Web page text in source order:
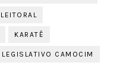
KARATÊ
LEGISLATIVO CAMOCIM